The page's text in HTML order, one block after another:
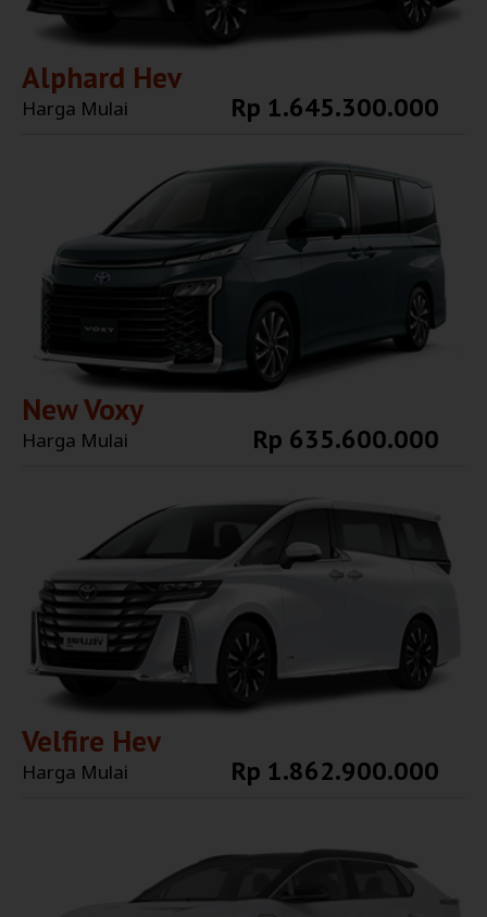
Alphard Hev
Harga Mulai Rp 1.645.300.000
New Voxy
Harga Mulai Rp 635.600.000
Velfire Hev
Harga Mulai Rp 1.862.900.000